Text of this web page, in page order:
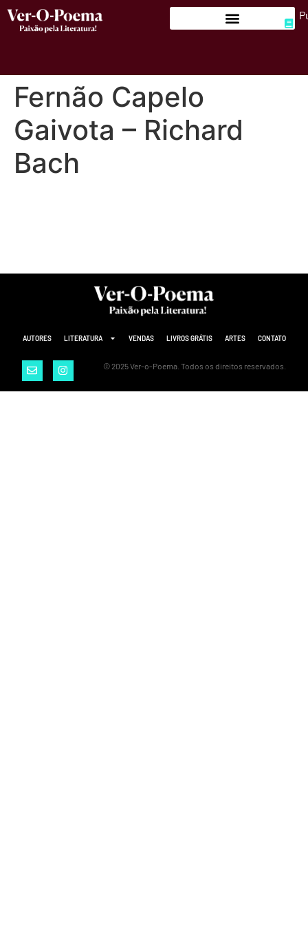
Fernão Capelo
Gaivota – Richard
Bach
AUTORES LITERATURA VENDAS LIVROS GRÁTIS ARTES CONTATO
© 2025 Ver-o-Poema. Todos os direitos reservados.